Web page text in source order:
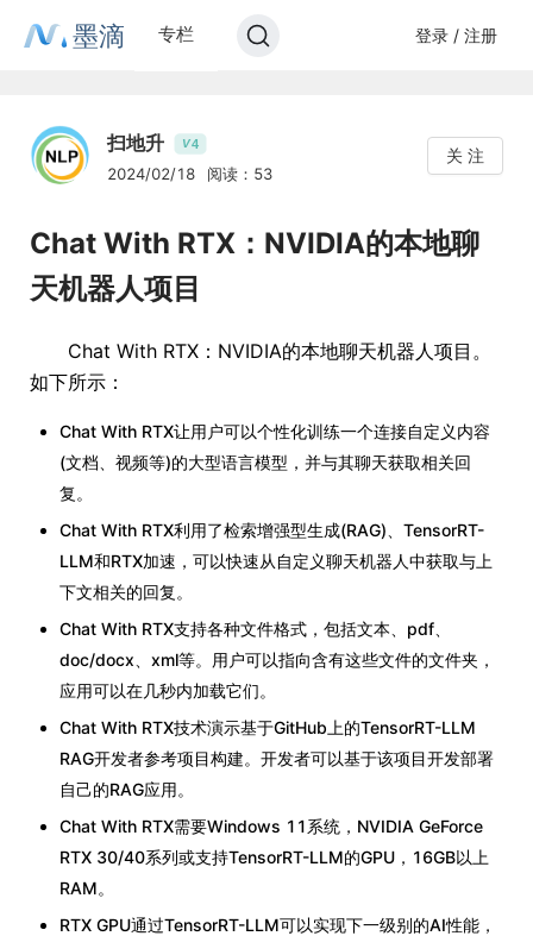
墨滴 专栏 登录 / 注册
扫地升 V4
2024/02/18 阅读：53
关 注
Chat With RTX：NVIDIA的本地聊
天机器人项目
Chat With RTX：NVIDIA的本地聊天机器人项目。
如下所示：
Chat With RTX让用户可以个性化训练一个连接自定义内容
(文档、视频等)的大型语言模型，并与其聊天获取相关回
复。
Chat With RTX利用了检索增强型生成(RAG)、TensorRT-
LLM和RTX加速，可以快速从自定义聊天机器人中获取与上
下文相关的回复。
Chat With RTX支持各种文件格式，包括文本、pdf、
doc/docx、xml等。用户可以指向含有这些文件的文件夹，
应用可以在几秒内加载它们。
Chat With RTX技术演示基于GitHub上的TensorRT-LLM
RAG开发者参考项目构建。开发者可以基于该项目开发部署
自己的RAG应用。
Chat With RTX需要Windows 11系统，NVIDIA GeForce
RTX 30/40系列或支持TensorRT-LLM的GPU，16GB以上
RAM。
RTX GPU通过TensorRT-LLM可以实现下一级别的AI性能，